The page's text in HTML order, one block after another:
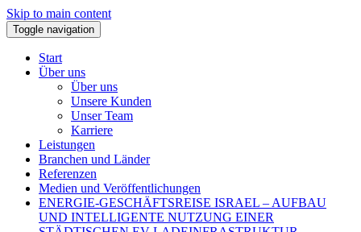
Skip to main content
Toggle navigation
Start
Über uns
Über uns
Unsere Kunden
Unser Team
Karriere
Leistungen
Branchen und Länder
Referenzen
Medien und Veröffentlichungen
ENERGIE-GESCHÄFTSREISE ISRAEL – AUFBAU
UND INTELLIGENTE NUTZUNG EINER